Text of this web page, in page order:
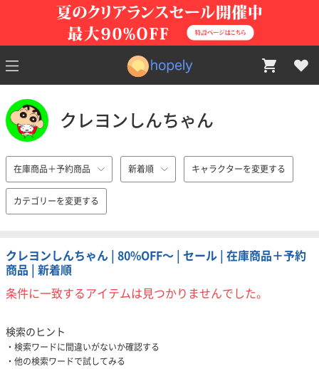
クレヨンしんちゃん
在庫商品＋予約商品 新着順 キャラクターを変更する
カテゴリーを変更する
クレヨンしんちゃん | 80%OFF〜 | セール | 在庫商品＋予約
商品 | 新着順
条件に一致するアイテムは見つかりませんでした。
検索のヒント
検索ワードに間違いがないか確認する
他の検索ワードで試してみる